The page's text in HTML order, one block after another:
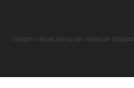
Imagen virtual aérea del stand de